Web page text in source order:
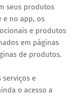
seus produtos
e no app, os
e produtos
em páginas
de produtos.
e
o acesso a